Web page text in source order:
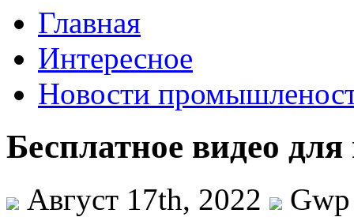
Главная
Интересное
Новости
Бесплатное видео
Август 17th, 2022
Gwp